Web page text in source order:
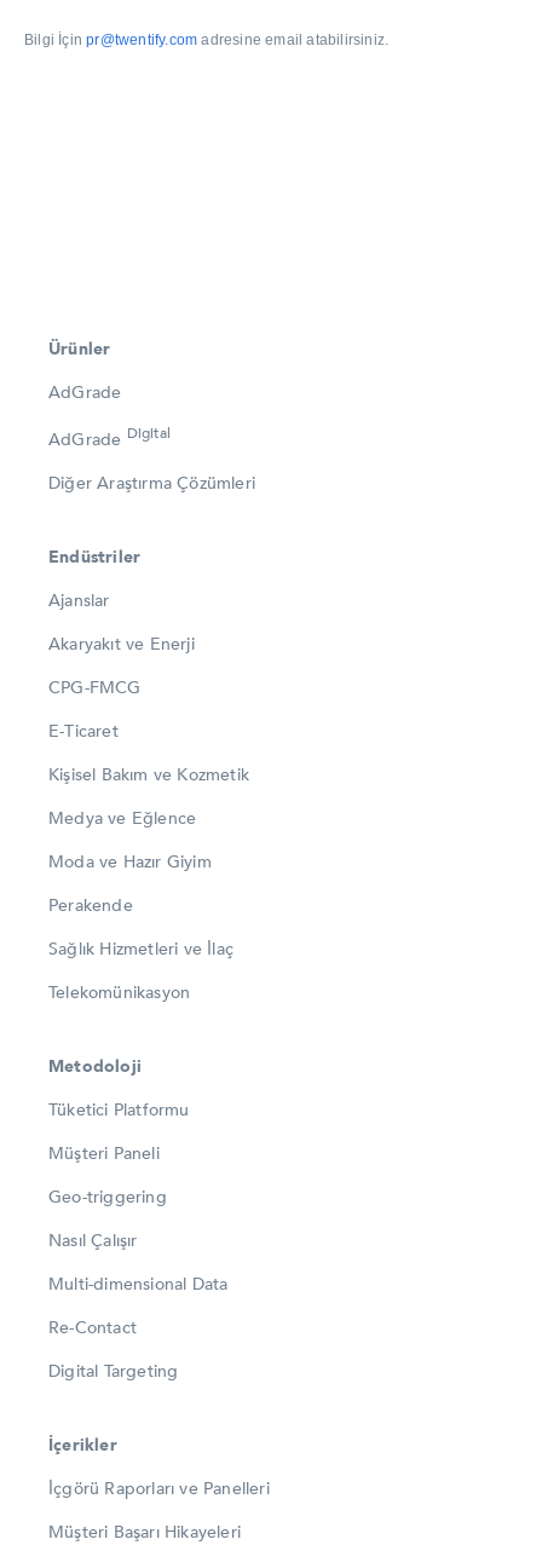
Bilgi İçinpr@twentify.comadresine email atabilirsiniz.
Ürünler
AdGrade
AdGrade Digital
Diğer Araştırma Çözümleri
Endüstriler
Ajanslar
Akaryakıt ve Enerji
CPG-FMCG
E-Ticaret
Kişisel Bakım ve Kozmetik
Medya ve Eğlence
Moda ve Hazır Giyim
Perakende
Sağlık Hizmetleri ve İlaç
Telekomünikasyon
Metodoloji
Tüketici Platformu
Müşteri Paneli
Geo-triggering
Nasıl Çalışır
Multi-dimensional Data
Re-Contact
Digital Targeting
İçerikler
İçgörü Raporları ve Panelleri
Müşteri Başarı Hikayeleri